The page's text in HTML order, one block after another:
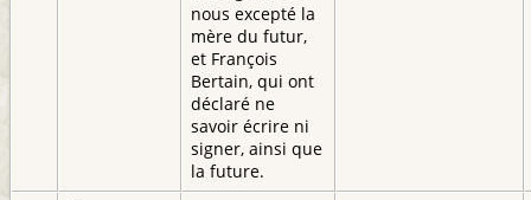
nous excepté la
mère du futur,
et François
Bertain, qui ont
déclaré ne
savoir écrire ni
signer, ainsi que
la future.